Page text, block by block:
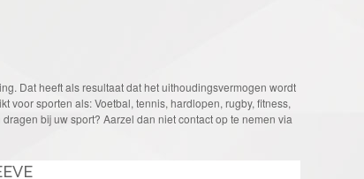
Dat heeft als resultaat dat het uithoudingsvermogen wordt
sporten als: Voetbal, tennis, hardlopen, rugby, fitness,
bij uw sport? Aarzel dan niet contact op te nemen via